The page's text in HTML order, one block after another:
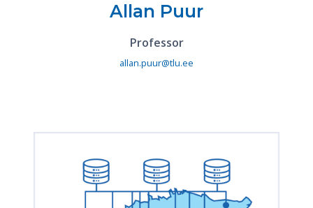
Allan Puur
Professor
allan.puur@tlu.ee